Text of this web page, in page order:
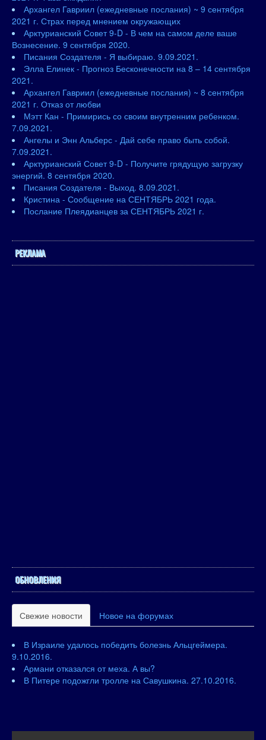
Архангел Гавриил (ежедневные послания) ~ 9 сентября
2021 г. Страх перед мнением окружающих
Арктурианский Совет 9-D - В чем на самом деле ваше
Вознесение. 9 сентября 2020.
Писания Создателя - Я выбираю. 9.09.2021.
Элла Елинек - Прогноз Бесконечности на 8 – 14 сентября
2021.
Архангел Гавриил (ежедневные послания) ~ 8 сентября
2021 г. Отказ от любви
Мэтт Кан - Примирись со своим внутренним ребенком.
7.09.2021.
Ангелы и Энн Альберс - Дай себе право быть собой.
7.09.2021.
Арктурианский Совет 9-D - Получите грядущую загрузку
энергий. 8 сентября 2020.
Писания Создателя - Выход. 8.09.2021.
Кристина - Сообщение на СЕНТЯБРЬ 2021 года.
Послание Плеядианцев за СЕНТЯБРЬ 2021 г.
РЕКЛАМА
ОБНОВЛЕНИЯ
Свежие новости Новое на форумах
В Израиле удалось победить болезнь Альцгеймера.
9.10.2016.
Армани отказался от меха. А вы?
В Питере подожгли тролле на Савушкина. 27.10.2016.